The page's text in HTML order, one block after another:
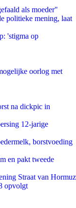
als moeder"
politieke mening, laat
'stigma op
oorlog met
na dickpic in
12-jarige
borstvoeding
en pakt tweede
Straat van Hormuz
opvolgt